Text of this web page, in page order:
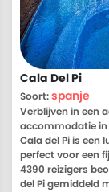
Cala Del Pi
Soort:spanje
Verblijven in een
accommodatie in
Cala del Pi is een
perfect voor een
4390 reizigers
del Pi gemiddeld